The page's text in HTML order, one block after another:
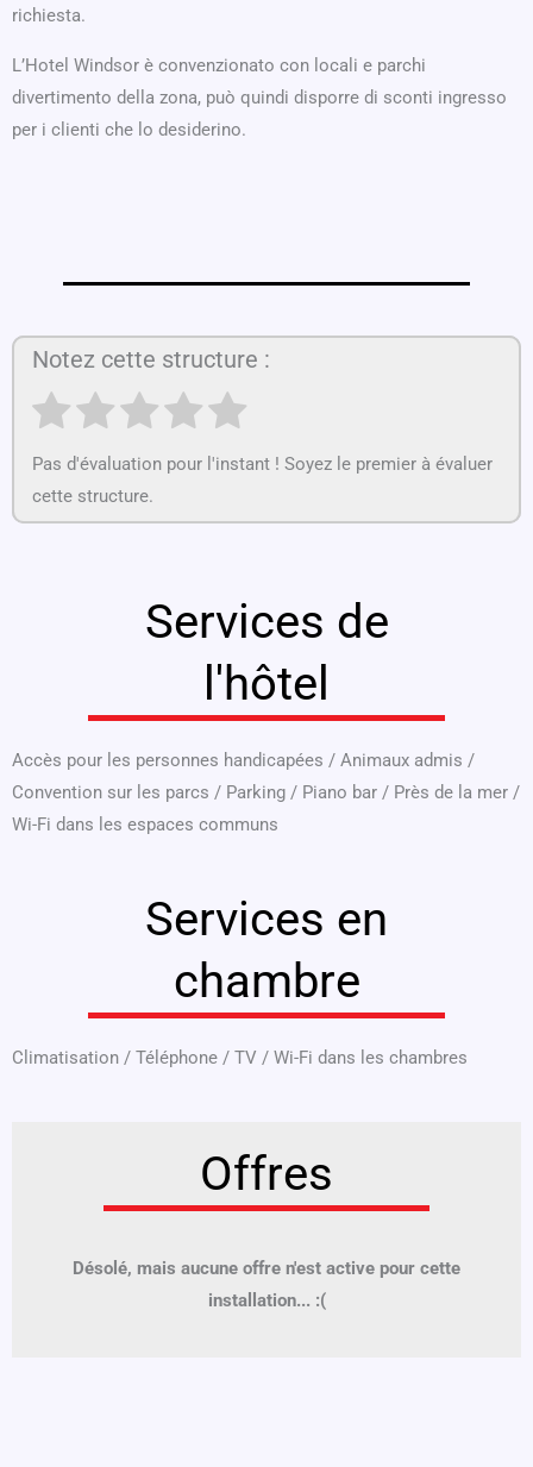
richiesta.
L’Hotel Windsor è convenzionato con locali e parchi
divertimento della zona, può quindi disporre di sconti ingresso
per i clienti che lo desiderino.
Notez cette structure :
Pas d'évaluation pour l'instant ! Soyez le premier à évaluer
cette structure.
Services de
l'hôtel
Accès pour les personnes handicapées / Animaux admis /
Convention sur les parcs / Parking / Piano bar / Près de la mer /
Wi-Fi dans les espaces communs
Services en
chambre
Climatisation / Téléphone / TV / Wi-Fi dans les chambres
Offres
Désolé, mais aucune offre n'est active pour cette
installation... :(